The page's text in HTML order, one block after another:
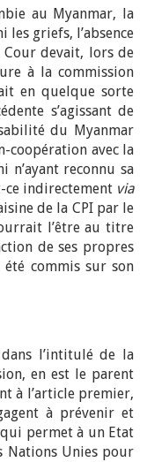
au Myanmar, la
griefs, l’absence
Cour devait, lors de
à la commission
en quelque sorte
s’agissant de
du Myanmar
coopération avec la
n’ayant reconnu sa
ce indirectement via
de la CPI par le
l’être au titre
de ses propres
commis sur son
l’intitulé de la
en est le parent
à l’article premier,
à prévenir et
permet à un Etat
Nations Unies pour